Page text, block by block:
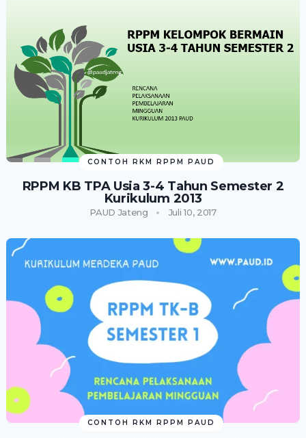
CONTOH RKM RPPM PAUD
RPPM KB TPA Usia 3-4 Tahun Semester 2
Kurikulum 2013
PAUD Jateng Juli 10, 2017
CONTOH RKM RPPM PAUD